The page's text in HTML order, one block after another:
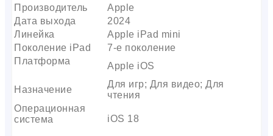
Производитель
Apple
Дата выхода
2024
Линейка
Apple iPad mini
Поколение iPad
7-е поколение
Платформа
Apple iOS
Назначение
Для игр; Для видео; Для
чтения
Операционная
система
iOS 18